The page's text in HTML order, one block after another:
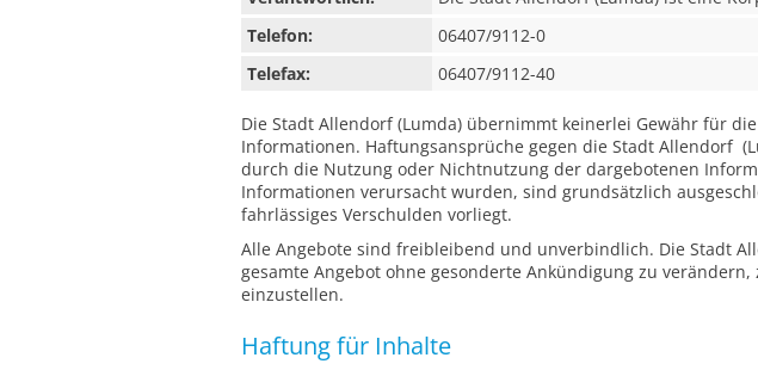
Telefon:
06407/9112-0
Telefax:
06407/9112-40
Die Stadt Allendorf (Lumda) übernimmt keinerlei Gewähr für
Informationen. Haftungsansprüche gegen die Stadt Allendorf
durch die Nutzung oder Nichtnutzung der dargebotenen
Informationen verursacht wurden, sind grundsätzlich
fahrlässiges Verschulden vorliegt.
Alle Angebote sind freibleibend und unverbindlich. Die Stadt
gesamte Angebot ohne gesonderte Ankündigung zu
einzustellen.
Haftung für Inhalte